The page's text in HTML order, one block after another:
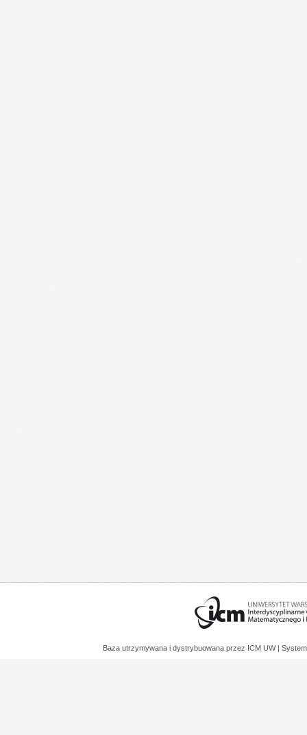
Baza utrzymywana i dystrybuowana przez ICM UW |